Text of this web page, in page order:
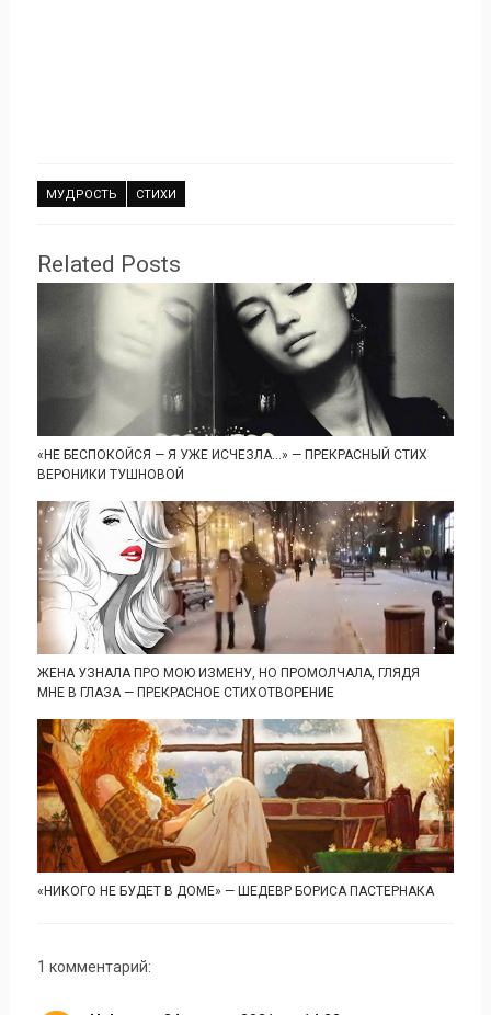
МУДРОСТЬ СТИХИ
Related Posts
«НЕ БЕСПОКОЙСЯ — Я УЖЕ ИСЧЕЗЛА…» — ПРЕКРАСНЫЙ СТИХ
ВЕРОНИКИ ТУШНОВОЙ
ЖЕНА УЗНАЛА ПРО МОЮ ИЗМЕНУ, НО ПРОМОЛЧАЛА, ГЛЯДЯ
МНЕ В ГЛАЗА — ПРЕКРАСНОЕ СТИХОТВОРЕНИЕ
«НИКОГО НЕ БУДЕТ В ДОМЕ» — ШЕДЕВР БОРИСА ПАСТЕРНАКА
1 комментарий: